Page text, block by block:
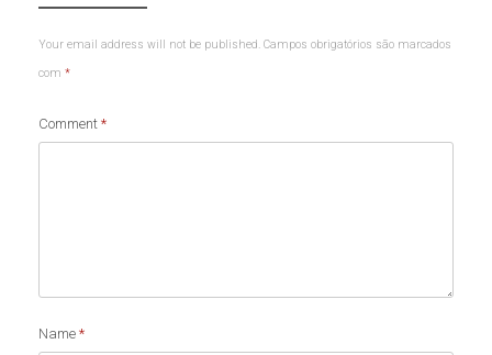
Your email address will not be published. Campos obrigatórios são marcados
com *
Comment *
Name *